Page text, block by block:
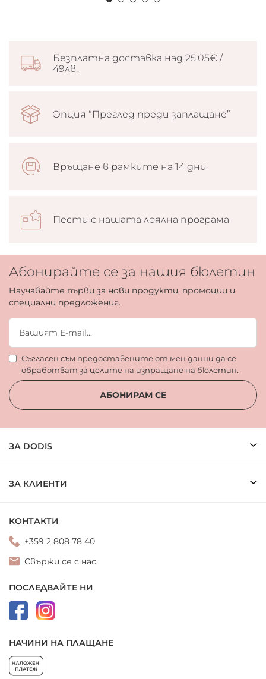
Безплатна доставка над 25.05€ /
49лв.
Опция “Преглед преди заплащане”
Връщане в рамките на 14 дни
Пести с нашата лоялна програма
Абонирайте се за нашия бюлетин
Научавайте първи за нови продукти, промоции и
специални предложения.
Съгласен съм предоставените от мен данни да се
обработват за целите на изпращане на бюлетин.
АБОНИРАМ СЕ
ЗА DODIS
ЗА КЛИЕНТИ
КОНТАКТИ
+359 2 808 78 40
Свържи се с нас
ПОСЛЕДВАЙТЕ НИ
НАЧИНИ НА ПЛАЩАНЕ